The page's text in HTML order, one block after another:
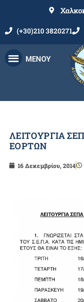
(+30)210 3820271
ΜΕΝΟΥ
ΛΕΙΤΟΥΡΓΙΑ
ΕΟΡΤΩΝ
16 Δεκεμβρίου, 2014